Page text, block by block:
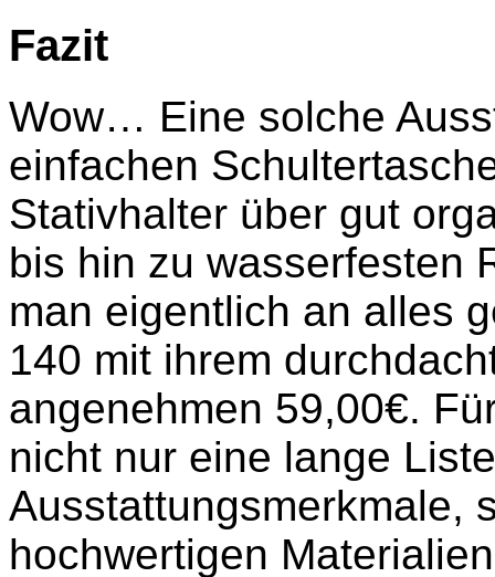
Fazit
Wow… Eine solche
einfachen
Stativhalter über gut
bis hin zu wasserfesten
man eigentlich an alles
140 mit ihrem
angenehmen 59,00€.
nicht nur eine lange
Ausstattungsmerkmale,
hochwertigen